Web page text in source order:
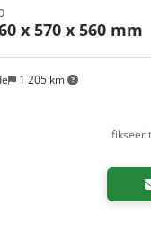
1 205 km
x 570 x 560 mm